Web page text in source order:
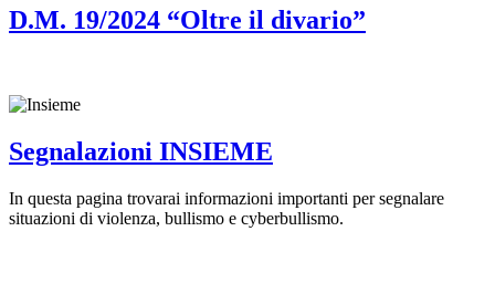
D.M. 19/2024 “Oltre il divario”
Segnalazioni INSIEME
In questa pagina trovarai informazioni importanti per segnalare
situazioni di violenza, bullismo e cyberbullismo.